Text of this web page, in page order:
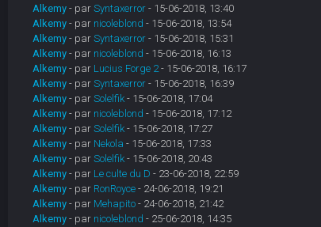
Alkemy - par Syntaxerror- 15-06-2018, 13:40
Alkemy - par nicoleblond - 15-06-2018, 13:54
Alkemy - par Syntaxerror- 15-06-2018, 15:31
Alkemy - par nicoleblond - 15-06-2018, 16:13
Alkemy - par Lucius Forge 2- 15-06-2018, 16:17
Alkemy - par Syntaxerror- 15-06-2018, 16:39
Alkemy - par Solelfik- 15-06-2018, 17:04
Alkemy - par nicoleblond - 15-06-2018, 17:12
Alkemy - par Solelfik- 15-06-2018, 17:27
Alkemy - par Nekola - 15-06-2018, 17:33
Alkemy - par Solelfik- 15-06-2018, 20:43
Alkemy - par Le culte du D - 23-06-2018, 22:59
Alkemy - par RonRoyce- 24-06-2018, 19:21
Alkemy - par Mehapito- 24-06-2018, 21:42
Alkemy - par nicoleblond - 25-06-2018, 14:35